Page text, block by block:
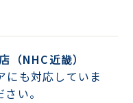
（NHC近畿）
にも対応していま
い。